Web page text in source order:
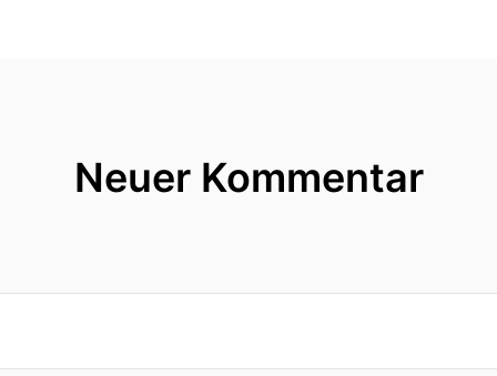
stammende Ingenieur steht nun vor der Aufgabe,
Neuer Kommentar